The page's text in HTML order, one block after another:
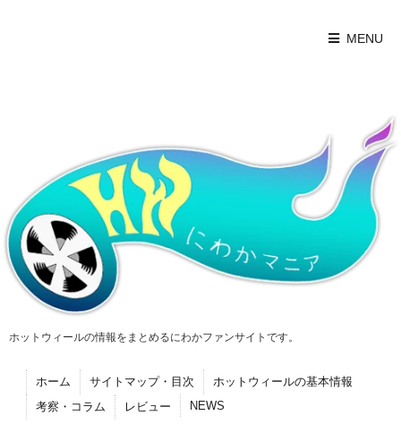
MENU
ホットウィールの情報をまとめるにわかファンサイトです。
ホーム サイトマップ・目次
ホットウィールの基本情報
考察・コラム
レビュー NEWS